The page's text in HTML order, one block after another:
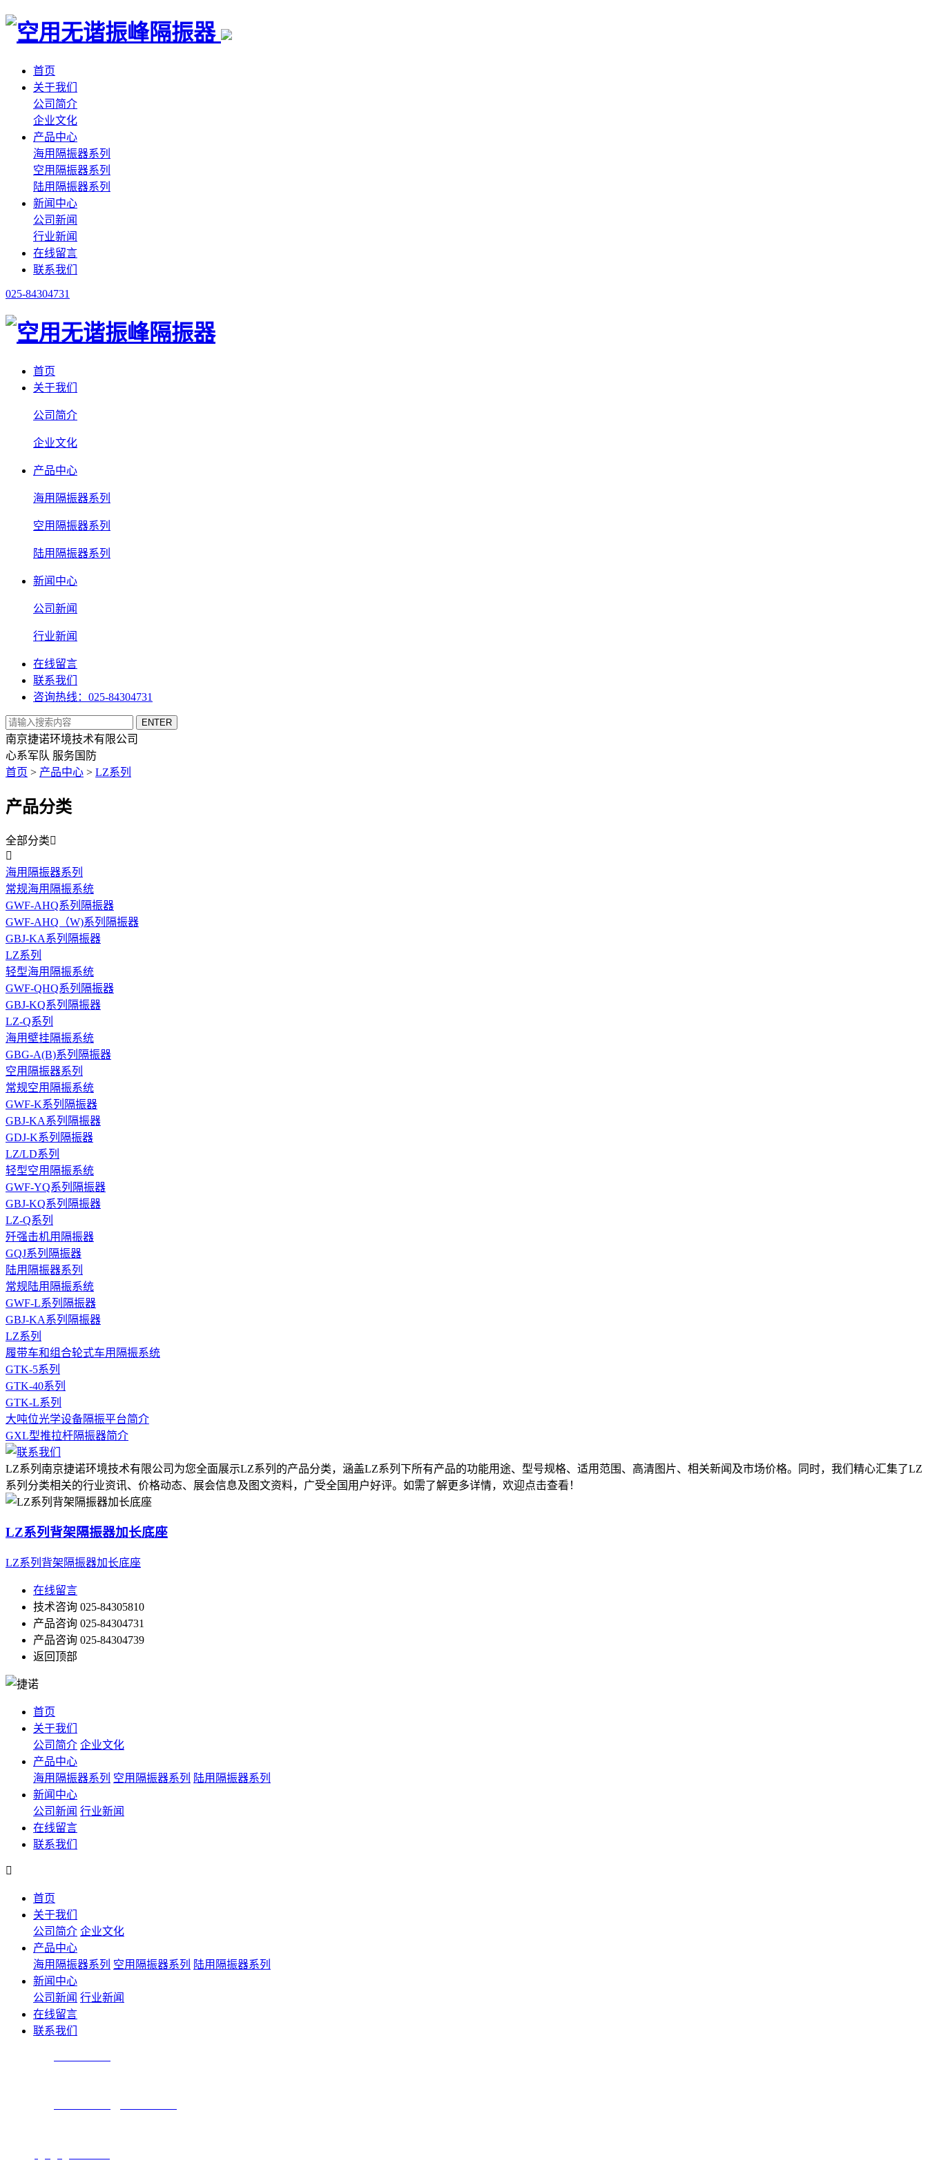
首页
关于我们
公司简介
企业文化
产品中心
海用隔振器系列
空用隔振器系列
陆用隔振器系列
新闻中心
公司新闻
行业新闻
在线留言
联系我们
025-84304731
首页
关于我们
公司简介
企业文化
产品中心
海用隔振器系列
空用隔振器系列
陆用隔振器系列
新闻中心
公司新闻
行业新闻
在线留言
联系我们
咨询热线：025-84304731
南京捷诺环境技术有限公司
心系军队 服务国防
首页 > 产品中心 > LZ系列
产品分类
全部分类

海用隔振器系列
常规海用隔振系统
GWF-AHQ系列隔振器
GWF-AHQ（W)系列隔振器
GBJ-KA系列隔振器
LZ系列
轻型海用隔振系统
GWF-QHQ系列隔振器
GBJ-KQ系列隔振器
LZ-Q系列
海用壁挂隔振系统
GBG-A(B)系列隔振器
空用隔振器系列
常规空用隔振系统
GWF-K系列隔振器
GBJ-KA系列隔振器
GDJ-K系列隔振器
LZ/LD系列
轻型空用隔振系统
GWF-YQ系列隔振器
GBJ-KQ系列隔振器
LZ-Q系列
歼强击机用隔振器
GQJ系列隔振器
陆用隔振器系列
常规陆用隔振系统
GWF-L系列隔振器
GBJ-KA系列隔振器
LZ系列
履带车和组合轮式车用隔振系统
GTK-5系列
GTK-40系列
GTK-L系列
大吨位光学设备隔振平台简介
GXL型推拉杆隔振器简介
LZ系列南京捷诺环境技术有限公司为您全面展示LZ系列的产品分类，涵盖LZ系列下所有产品的功能用途、型号规格、适用范围、高清图片、相关新闻及市场价格。同时，我们精心汇集了LZ
系列分类相关的行业资讯、价格动态、展会信息及图文资料，广受全国用户好评。如需了解更多详情，欢迎点击查看！
LZ系列背架隔振器加长底座
LZ系列背架隔振器加长底座
在线留言
技术咨询 025-84305810
产品咨询 025-84304731
产品咨询 025-84304739
返回顶部
首页
关于我们
公司简介 企业文化
产品中心
海用隔振器系列 空用隔振器系列 陆用隔振器系列
新闻中心
公司新闻 行业新闻
在线留言
联系我们

首页
关于我们
公司简介 企业文化
产品中心
海用隔振器系列 空用隔振器系列 陆用隔振器系列
新闻中心
公司新闻 行业新闻
在线留言
联系我们